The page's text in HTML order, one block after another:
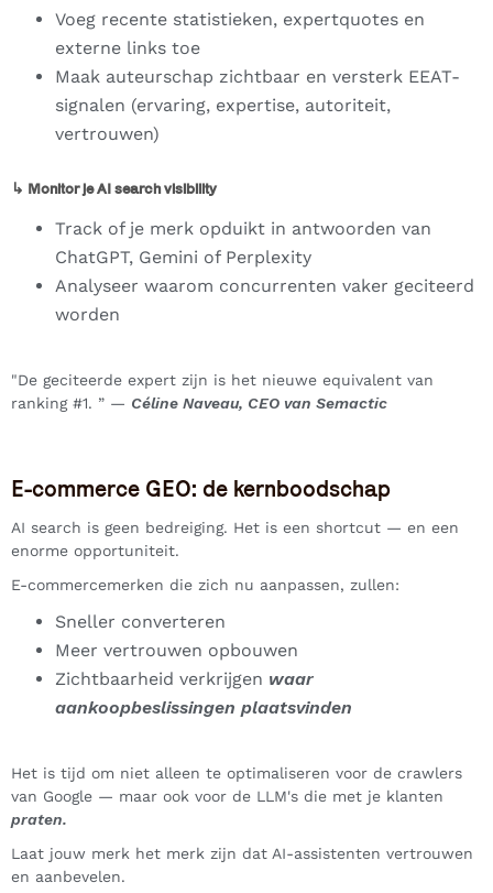
Voeg recente statistieken, expertquotes en
externe links toe
Maak auteurschap zichtbaar en versterk EEAT-
signalen (ervaring, expertise, autoriteit,
vertrouwen)
↳ Monitor je AI search visibility
Track of je merk opduikt in antwoorden van
ChatGPT, Gemini of Perplexity
Analyseer waarom concurrenten vaker geciteerd
worden
"De geciteerde expert zijn is het nieuwe equivalent van
ranking #1. ” — Céline Naveau, CEO van Semactic
E-commerce GEO: de kernboodschap
AI search is geen bedreiging. Het is een shortcut — en een
enorme opportuniteit.
E-commercemerken die zich nu aanpassen, zullen:
Sneller converteren
Meer vertrouwen opbouwen
Zichtbaarheid verkrijgen waar
aankoopbeslissingen plaatsvinden
Het is tijd om niet alleen te optimaliseren voor de crawlers
van Google — maar ook voor de LLM's die met je klanten
praten.
Laat jouw merk het merk zijn dat AI-assistenten vertrouwen
en aanbevelen.